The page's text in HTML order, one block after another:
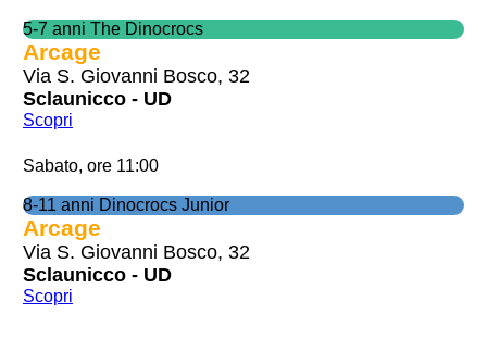
5-7 anni The Dinocrocs
Arcage
Via S. Giovanni Bosco, 32
Sclaunicco - UD
Scopri
Sabato, ore 11:00
8-11 anni Dinocrocs Junior
Arcage
Via S. Giovanni Bosco, 32
Sclaunicco - UD
Scopri